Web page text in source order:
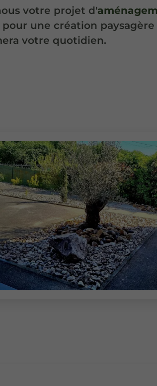
votre projet d'
pour une création
votre quotidien.